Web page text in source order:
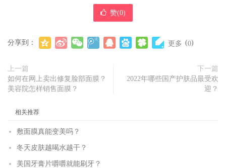
赞(0)
分享到： 更多 (0)
上一篇
如何在网上卖出修复脸部面膜？
美容院怎样销售面膜？
下一篇
2022年哪些国产护肤品最受欢
迎？
相关推荐
敷面膜真能变美吗？
冬天皮肤越喝水越干？
美国牙膏片嚼嚼就能刷牙？